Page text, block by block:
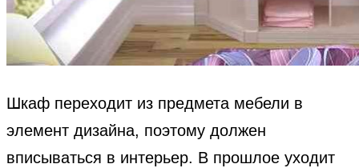
Шкаф переходит из предмета мебели в
элемент дизайна, поэтому должен
вписываться в интерьер. В прошлое уходит